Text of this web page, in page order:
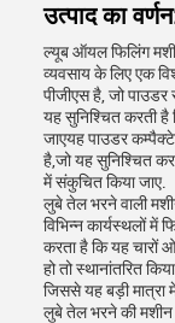
उत्पाद का
ल्यूब ऑयल फिलिंग
व्यवसाय के लिए एक
पीजीएस है, जो
यह सुनिश्चित करती है
जाएयह पाउडर
है,जो यह सुनिश्चित
में संकुचित किया जाए.
लुबे तेल भरने वाली
विभिन्न कार्यस्थलों में
करता है कि यह चारों
हो तो स्थानांतरित
जिससे यह बड़ी
लुबे तेल भरने की मशीन